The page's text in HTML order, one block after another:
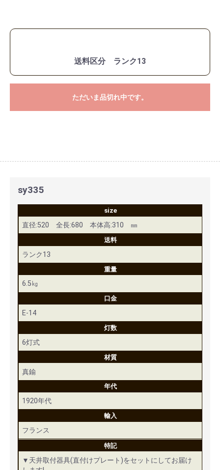
送料区分 ランク13
ただいま品切れ中です。
sy335
size
直径:520 全長:680 本体高:310 ㎜
送料
ランク13
重量
6.5㎏
口金
E-14
灯数
6灯式
材質
真鍮
年代
1920年代
輸入
フランス
特記
▼天井取付器具(直付けプレート)をセットにしてお届け